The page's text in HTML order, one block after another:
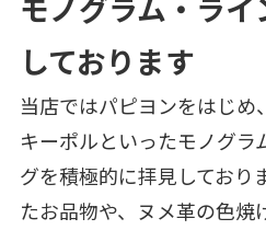
しております
当店ではパピヨンをはじめ
キーポルといったモノグラ
グを積極的に拝見しており
たお品物や、ヌメ革の色焼